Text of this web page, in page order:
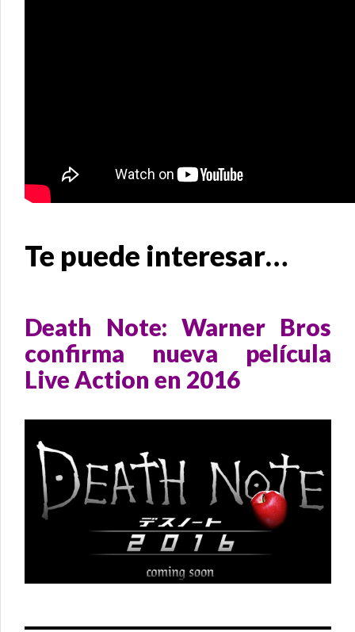
Te puede interesar…
Death Note: Warner Bros
confirma nueva película
Live Action en 2016